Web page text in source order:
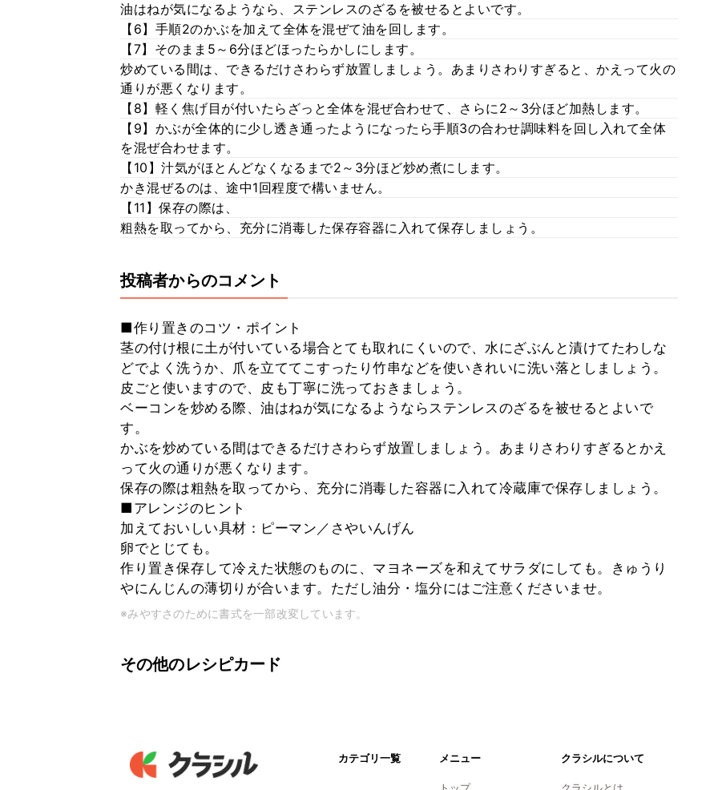
油はねが気になるようなら、ステンレスのざるを被せるとよいです。
【6】手順2のかぶを加えて全体を混ぜて油を回します。
【7】そのまま5～6分ほどほったらかしにします。
炒めている間は、できるだけさわらず放置しましょう。あまりさわりすぎると、かえって火の
通りが悪くなります。
【8】軽く焦げ目が付いたらざっと全体を混ぜ合わせて、さらに2～3分ほど加熱します。
【9】かぶが全体的に少し透き通ったようになったら手順3の合わせ調味料を回し入れて全体
を混ぜ合わせます。
【10】汁気がほとんどなくなるまで2～3分ほど炒め煮にします。
かき混ぜるのは、途中1回程度で構いません。
【11】保存の際は、
粗熱を取ってから、充分に消毒した保存容器に入れて保存しましょう。
投稿者からのコメント
■作り置きのコツ・ポイント
茎の付け根に土が付いている場合とても取れにくいので、水にざぶんと漬けてたわしな
どでよく洗うか、爪を立ててこすったり竹串などを使いきれいに洗い落としましょう。
皮ごと使いますので、皮も丁寧に洗っておきましょう。
ベーコンを炒める際、油はねが気になるようならステンレスのざるを被せるとよいで
す。
かぶを炒めている間はできるだけさわらず放置しましょう。あまりさわりすぎるとかえ
って火の通りが悪くなります。
保存の際は粗熱を取ってから、充分に消毒した容器に入れて冷蔵庫で保存しましょう。
■アレンジのヒント
加えておいしい具材：ピーマン／さやいんげん
卵でとじても。
作り置き保存して冷えた状態のものに、マヨネーズを和えてサラダにしても。きゅうり
やにんじんの薄切りが合います。ただし油分・塩分にはご注意くださいませ。
※みやすさのために書式を一部改変しています。
その他のレシピカード
カテゴリ一覧 メニュー クラシルについて